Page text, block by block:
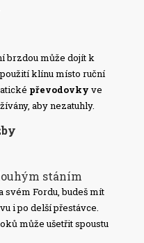
brzdou může dojít k
klínu místo ruční
převodovky ve
aby nezatuhly.
stáním
svém Fordu, budeš mít
i po delší přestávce.
může ušetřit spoustu